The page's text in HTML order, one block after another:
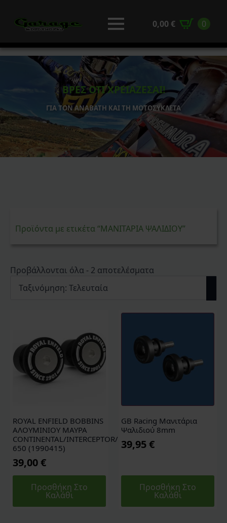
0,00 € 0
ΒΡΕΣ ΟΤΙ ΧΡΕΙΑΖΕΣΑΙ!
ΓΙΑ ΤΟΝ ΑΝΑΒΑΤΗ ΚΑΙ ΤΗ ΜΟΤΟΣΥΚΛΕΤΑ
Προϊόντα με ετικέτα “ΜΑΝΙΤΑΡΙΑ ΨΑΛΙΔΙΟΥ”
Προβάλλονται όλα - 2 αποτελέσματα
ROYAL ENFIELD BOBBINS
ΑΛΟΥΜΙΝΙΟΥ ΜΑΥΡΑ
CONTINENTAL/INTERCEPTOR/BEAR
650 (1990415)
39,00 €
Προσθήκη Στο
Καλάθι
GB Racing Μανιτάρια
Ψαλιδιού 8mm
39,95 €
Προσθήκη Στο
Καλάθι